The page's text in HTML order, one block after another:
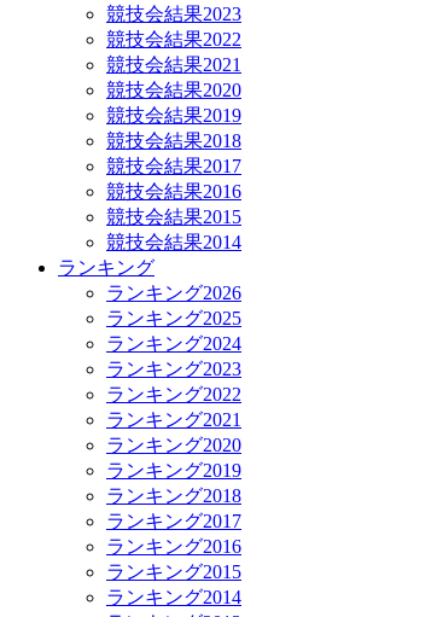
競技会結果2023
競技会結果2022
競技会結果2021
競技会結果2020
競技会結果2019
競技会結果2018
競技会結果2017
競技会結果2016
競技会結果2015
競技会結果2014
ランキング
ランキング2026
ランキング2025
ランキング2024
ランキング2023
ランキング2022
ランキング2021
ランキング2020
ランキング2019
ランキング2018
ランキング2017
ランキング2016
ランキング2015
ランキング2014